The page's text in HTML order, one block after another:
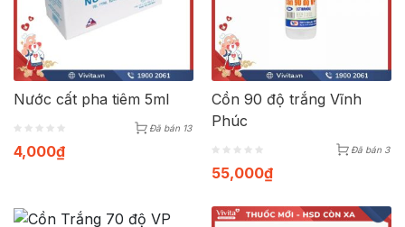
Nước cất pha tiêm 5ml
Đã bán 13
4,000₫
Cồn 90 độ trắng Vĩnh
Phúc
Đã bán 3
55,000₫